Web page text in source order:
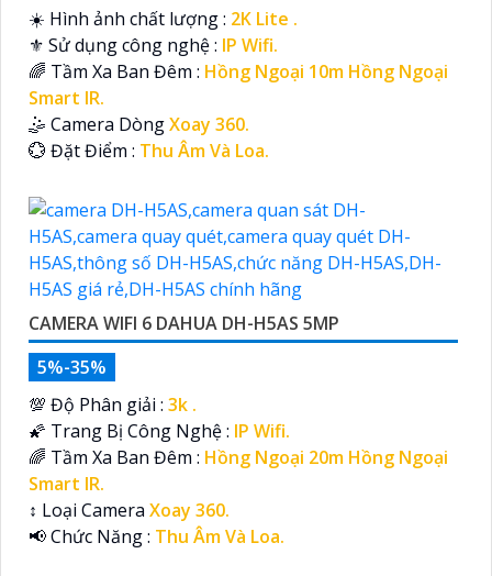
☀️ Hình ảnh chất lượng : 2K Lite .
⚜️ Sử dụng công nghệ : IP Wifi.
🌈 Tầm Xa Ban Đêm : Hồng Ngoại 10m Hồng Ngoại
Smart IR.
🤹 Camera DòngXoay 360.
️💮 Đặt Điểm : Thu Âm Và Loa.
CAMERA WIFI 6 DAHUA DH-H5AS 5MP
5%-35%
💯 Độ Phân giải : 3k .
🌠 Trang Bị Công Nghệ : IP Wifi.
🌈 Tầm Xa Ban Đêm : Hồng Ngoại 20m Hồng Ngoại
Smart IR.
↕️ Loại Camera Xoay 360.
️📢 Chức Năng : Thu Âm Và Loa.